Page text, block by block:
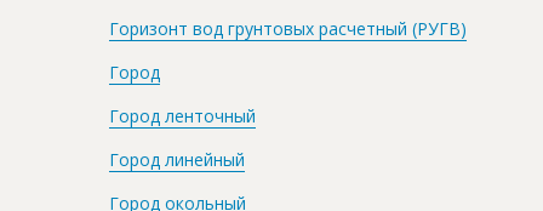
Горизонт вод грунтовых расчетный (РУГВ)
Город
Город ленточный
Город линейный
Город окольный